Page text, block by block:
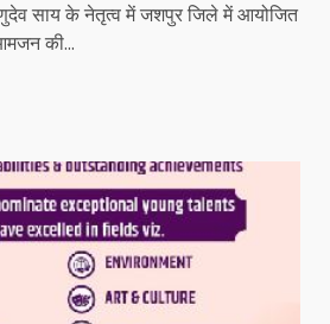
साय के नेतृत्व में जशपुर जिले में आयोजित
की...